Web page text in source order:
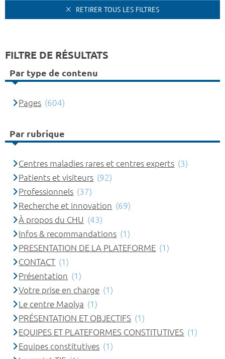
RETIRER TOUS LES FILTRES
FILTRE DE RÉSULTATS
Par type de contenu
Pages (604)
Par rubrique
Centres maladies rares et centres experts (3)
Patients et visiteurs (92)
Professionnels (37)
Recherche et innovation (69)
À propos du CHU (43)
Infos & recommandations (1)
PRESENTATION DE LA PLATEFORME (1)
CONTACT (1)
Présentation (1)
Votre prise en charge (1)
Le centre Maolya (1)
PRÉSENTATION ET OBJECTIFS (1)
EQUIPES ET PLATEFORMES CONSTITUTIVES (1)
Equipes constitutives (1)